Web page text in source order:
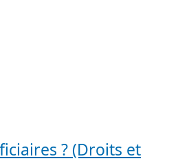
? (Droits et